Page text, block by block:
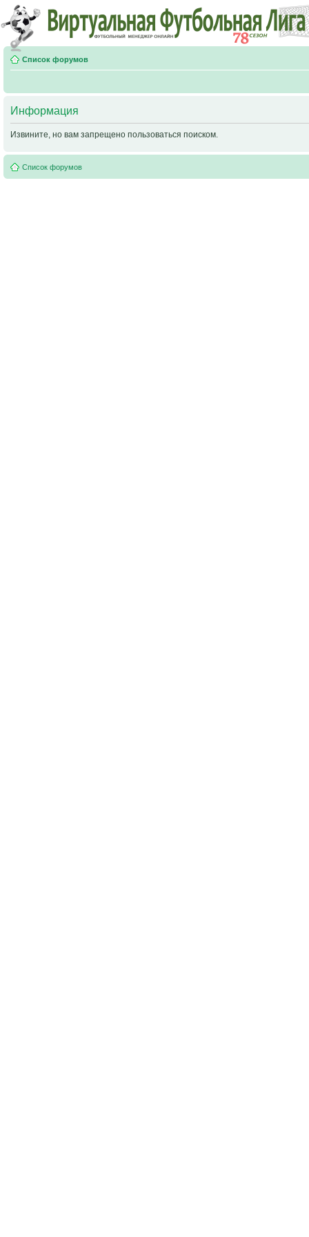
Список форумов
Информация
Извините, но вам запрещено пользоваться поиском.
Список форумов